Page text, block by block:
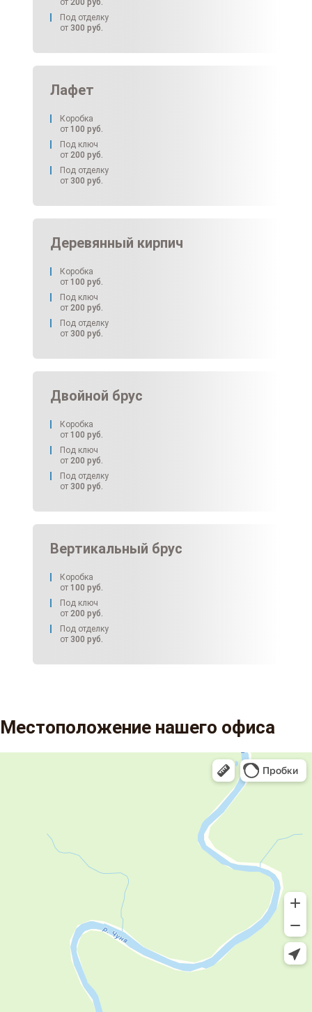
от 200 руб.
Под отделку
от 300 руб.
Лафет
Коробка
от 100 руб.
Под ключ
от 200 руб.
Под отделку
от 300 руб.
Деревянный кирпич
Коробка
от 100 руб.
Под ключ
от 200 руб.
Под отделку
от 300 руб.
Двойной брус
Коробка
от 100 руб.
Под ключ
от 200 руб.
Под отделку
от 300 руб.
Вертикальный брус
Коробка
от 100 руб.
Под ключ
от 200 руб.
Под отделку
от 300 руб.
Местоположение нашего офиса